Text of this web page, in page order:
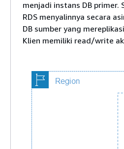
menjadi instans DB primer.
RDS menyalinnya secara
DB sumber yang
Klien memiliki read/write